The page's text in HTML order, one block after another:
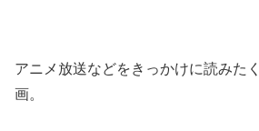
アニメ放送などをきっかけに読みた
画。